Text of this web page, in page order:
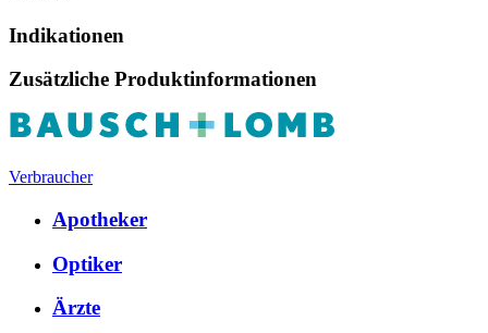
Indikationen
Zusätzliche Produktinformationen
Verbraucher
Apotheker
Optiker
Ärzte